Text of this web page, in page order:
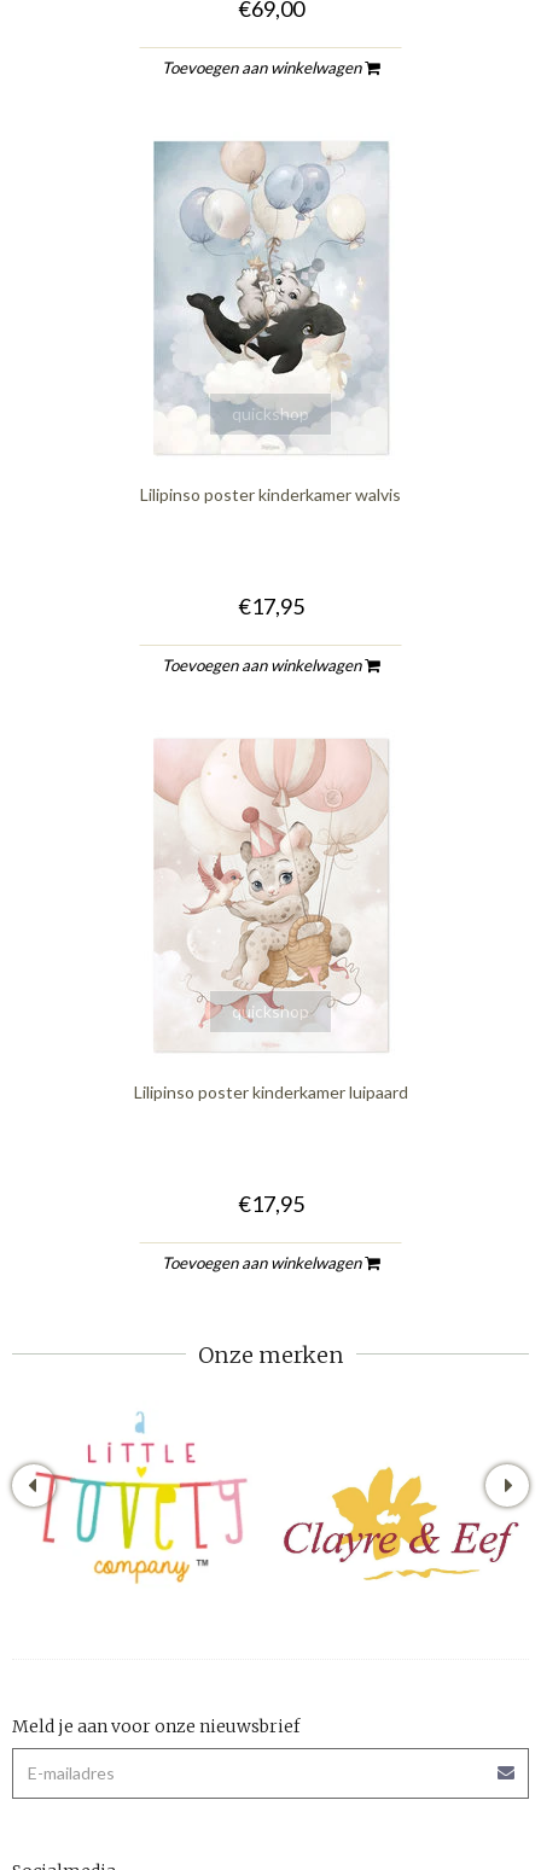
€69,00
Toevoegen aan winkelwagen
quickshop
Lilipinso poster kinderkamer walvis
€17,95
Toevoegen aan winkelwagen
quickshop
Lilipinso poster kinderkamer luipaard
€17,95
Toevoegen aan winkelwagen
Onze merken
Meld je aan voor onze nieuwsbrief